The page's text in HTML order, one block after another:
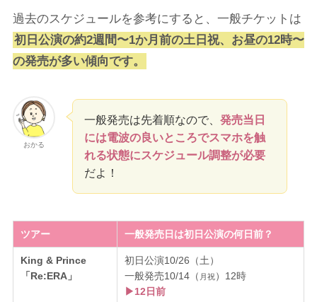
過去のスケジュールを参考にすると、一般チケットは
初日公演の約2週間〜1か月前の土日祝、お昼の12時〜
の発売が多い傾向です。
おかる
一般発売は先着順なので、発売当日
には電波の良いところでスマホを触
れる状態にスケジュール調整が必要
だよ！
ツアー 一般発売日は初日公演の何日前？
King & Prince
「Re:ERA」
初日公演10/26（土）
一般発売10/14（ 月祝）12時
▶12日前